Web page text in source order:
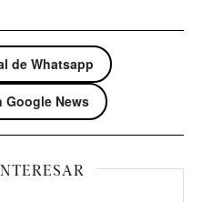
de Whatsapp
Google News